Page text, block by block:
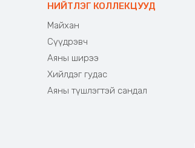
НИЙТЛЭГ КОЛЛЕКЦУУД
Майхан
Сүүдрэвч
Аяны ширээ
Хийлдэг гудас
Аяны түшлэгтэй сандал